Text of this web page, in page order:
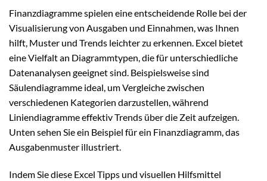
Finanzdiagramme spielen eine entscheidende Rolle bei der
Visualisierung von Ausgaben und Einnahmen, was Ihnen
hilft, Muster und Trends leichter zu erkennen. Excel bietet
eine Vielfalt an Diagrammtypen, die für unterschiedliche
Datenanalysen geeignet sind. Beispielsweise sind
Säulendiagramme ideal, um Vergleiche zwischen
verschiedenen Kategorien darzustellen, während
Liniendiagramme effektiv Trends über die Zeit aufzeigen.
Unten sehen Sie ein Beispiel für ein Finanzdiagramm, das
Ausgabenmuster illustriert.
Indem Sie diese Excel Tipps und visuellen Hilfsmittel